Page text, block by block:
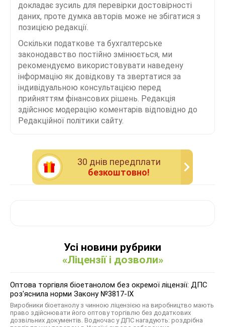
докладає зусиль для перевірки достовірності
даних, проте думка авторів може не збігатися з
позицією редакції.
Оскільки податкове та бухгалтерське
законодавство постійно змінюється, ми
рекомендуємо використовувати наведену
інформацію як довідкову та звертатися за
індивідуальною консультацією перед
прийняттям фінансових рішень. Редакція
здійснює модерацію коментарів відповідно до
Редакційної політики сайту.
30 днiв передплати
безкоштовно!
Усі новини рубрики
«Ліцензії і дозволи»
Оптова торгівля біоетанолом без окремої ліцензії: ДПС
роз'яснила норми Закону №3817-IX
Виробники біоетанолу з чинною ліцензією на виробництво мають
право здійснювати його оптову торгівлю без додаткових
дозвільних документів. Водночас у ДПС нагадують: роздрібна